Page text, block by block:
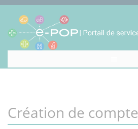
Création de compte